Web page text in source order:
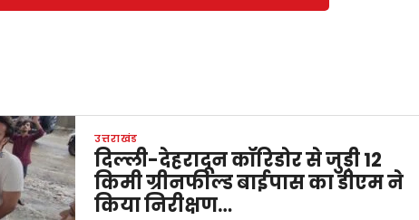
उत्तराखंड
दिल्ली-देहरादून कॉरिडोर से जुड़ी 12
किमी ग्रीनफील्ड बाईपास का डीएम ने
किया निरीक्षण…